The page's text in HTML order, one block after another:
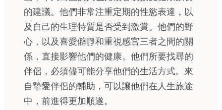
的建議。他們非常注重定期的性慾表達，以
及自己的生理特質是否受到激賞。他們的野
心，以及喜愛僻靜和重視感官三者之間的關
係，直接影響他們的健康。他們所要找尋的
伴侶，必須儘可能分享他們的生活方式。來
自摯愛伴侶的輔助，可以讓他們在人生旅途
中，前進得更加順遂。